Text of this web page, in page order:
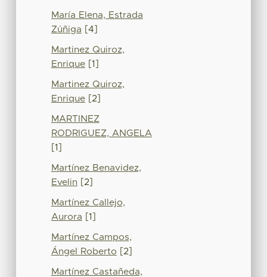
María Elena, Estrada
Zúñiga [4]
Martinez Quiroz,
Enrique[1]
Martinez Quiroz,
Enrique[2]
MARTINEZ
RODRIGUEZ, ANGELA
[1]
Martínez Benavidez,
Evelin [2]
Martínez Callejo,
Aurora [1]
Martínez Campos,
Ángel Roberto [2]
Martínez Castañeda,